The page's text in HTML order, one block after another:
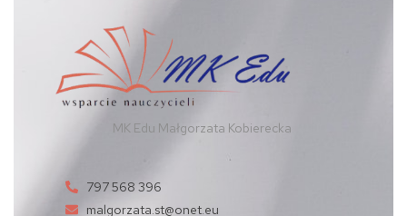
MK Edu Małgorzata Kobierecka
797 568 396
malgorzata.st@onet.eu